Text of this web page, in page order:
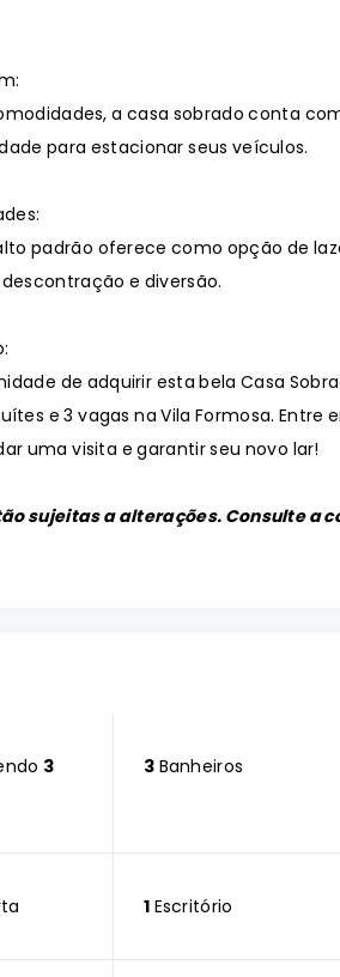
a casa sobrado conta
para estacionar seus veículos.
padrão oferece como opção de
e diversão.
de adquirir esta bela Casa
e 3 vagas na Vila Formosa.
uma visita e garantir seu novo lar!
sujeitas a alterações. Consulte a
3
3Banheiros
1Escritório